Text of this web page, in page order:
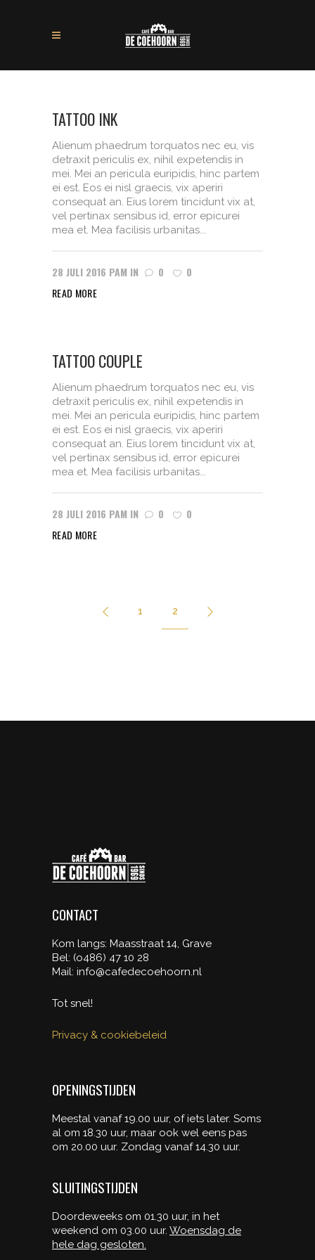
TATTOO INK
Alienum phaedrum torquatos nec eu, vis
detraxit periculis ex, nihil expetendis in
mei. Mei an pericula euripidis, hinc partem
ei est. Eos ei nisl graecis, vix aperiri
consequat an. Eius lorem tincidunt vix at,
vel pertinax sensibus id, error epicurei
mea et. Mea facilisis urbanitas...
28 JULI 2016 PAM IN 0
0
READ MORE
TATTOO COUPLE
Alienum phaedrum torquatos nec eu, vis
detraxit periculis ex, nihil expetendis in
mei. Mei an pericula euripidis, hinc partem
ei est. Eos ei nisl graecis, vix aperiri
consequat an. Eius lorem tincidunt vix at,
vel pertinax sensibus id, error epicurei
mea et. Mea facilisis urbanitas...
28 JULI 2016 PAM IN 0
0
READ MORE
1 2
CONTACT
Kom langs: Maasstraat 14, Grave
Bel: (o486) 47 10 28
Mail: info@cafedecoehoorn.nl
Tot snel!
Privacy & cookiebeleid
OPENINGSTIJDEN
Meestal vanaf 19.00 uur, of iets later. Soms
al om 18.30 uur, maar ook wel eens pas
om 20.00 uur. Zondag vanaf 14.30 uur.
SLUITINGSTIJDEN
Doordeweeks om 01.30 uur, in het
weekend om 03.00 uur. Woensdag de
hele dag gesloten.